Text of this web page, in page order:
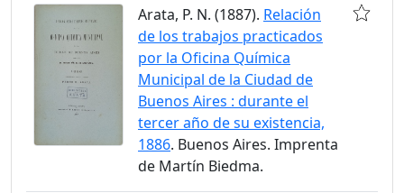
Arata, P. N. (1887). Relación
de los trabajos practicados
por la Oficina Química
Municipal de la Ciudad de
Buenos Aires : durante el
tercer año de su existencia,
1886. Buenos Aires. Imprenta
de Martín Biedma.